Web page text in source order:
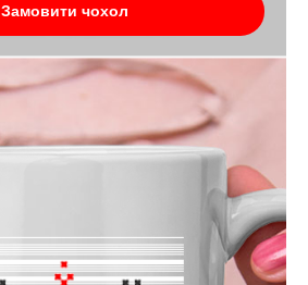
Замовити чохол